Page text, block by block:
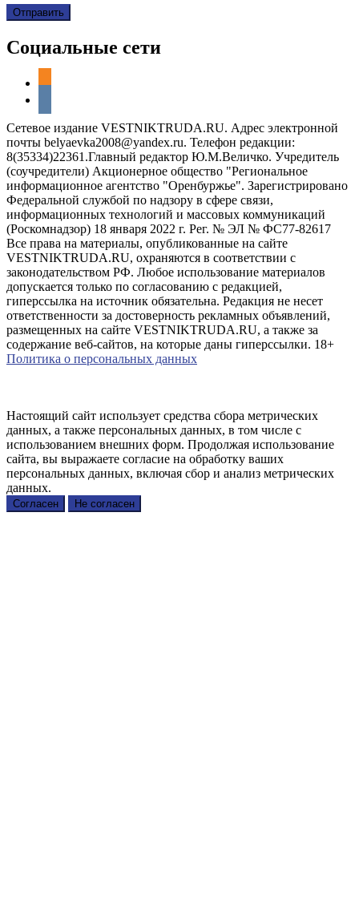
Социальные сети
Сетевое издание VESTNIKTRUDA.RU. Адрес электронной
почты belyaevka2008@yandex.ru. Телефон редакции:
8(35334)22361.Главный редактор Ю.М.Величко. Учредитель
(соучредители) Акционерное общество "Региональное
информационное агентство "Оренбуржье". Зарегистрировано
Федеральной службой по надзору в сфере связи,
информационных технологий и массовых коммуникаций
(Роскомнадзор) 18 января 2022 г. Рег. № ЭЛ № ФС77-82617
Все права на материалы, опубликованные на сайте
VESTNIKTRUDA.RU, охраняются в соответствии с
законодательством РФ. Любое использование материалов
допускается только по согласованию с редакцией,
гиперссылка на источник обязательна. Редакция не несет
ответственности за достоверность рекламных объявлений,
размещенных на сайте VESTNIKTRUDA.RU, а также за
содержание веб-сайтов, на которые даны гиперссылки. 18+
Политика о персональных данных
Настоящий сайт использует средства сбора метрических
данных, а также персональных данных, в том числе с
использованием внешних форм. Продолжая использование
сайта, вы выражаете согласие на обработку ваших
персональных данных, включая сбор и анализ метрических
данных.
Согласен Не согласен